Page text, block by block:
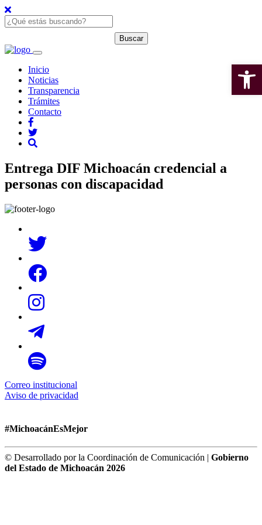
Inicio
Noticias
Transparencia
Trámites
Contacto
Entrega DIF Michoacán credencial a
personas con discapacidad
Correo institucional
Aviso de privacidad
#MichoacánEsMejor
© Desarrollado por la Coordinación de Comunicación | Gobierno
del Estado de Michoacán 2026